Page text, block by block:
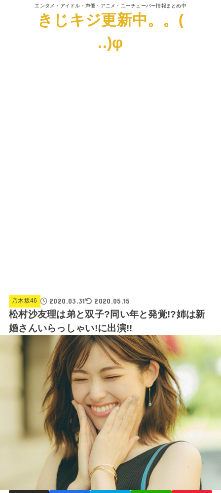
エンタメ・アイドル・声優・アニメ・ユーチューバー情報まとめ中
きじキジ更新中。。(
..)φ
乃木坂46 2020.03.31 2020.05.15
松村沙友理は弟と双子?同い年と発覚!?姉は新
婚さんいらっしゃい!に出演!!